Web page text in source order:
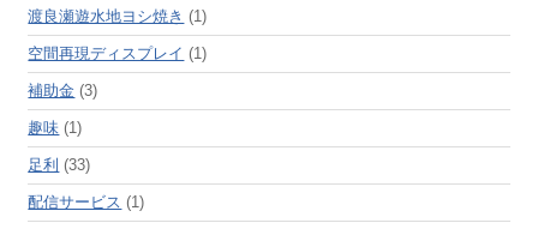
渡良瀬遊水地ヨシ焼き (1)
空間再現ディスプレイ (1)
補助金 (3)
趣味 (1)
足利 (33)
配信サービス (1)